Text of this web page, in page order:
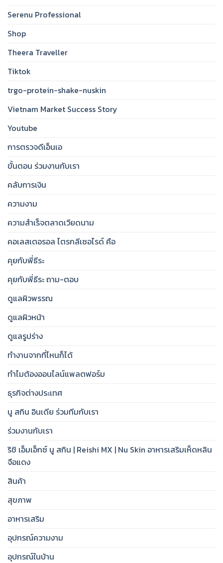
Serenu Professional
Shop
Theera Traveller
Tiktok
trgo-protein-shake-nuskin
Vietnam Market Success Story
Youtube
การตรวจดีเอ็นเอ
ขั้นตอน ร่วมงานกับเรา
คลับการเงิน
ความงาม
ความสำเร็จตลาดเวียดนาม
คอเลสเตอรอล ไตรกลีเซอไรด์ คือ
คุยกับพี่ธีระ
คุยกับพี่ธีระ ถาม-ตอบ
ดูแลผิวพรรณ
ดูแลผิวหน้า
ดูแลรูปร่าง
ทำงานจากที่ไหนก็ได้
ทำไมต้องออนไลน์แพลตฟอร์ม
ธุรกิจต่างประเทศ
นู สกิน อินเดีย ร่วมทีมกับเรา
ร่วมงานกับเรา
ริชิ เอ็มเอ็กซ์ นู สกิน | Reishi MX | Nu Skin อาหารเสริมเห็ดหลิน
จือแดง
สินค้า
สุขภาพ
อาหารเสริม
อุปกรณ์ความงาม
อุปกรณ์ในบ้าน